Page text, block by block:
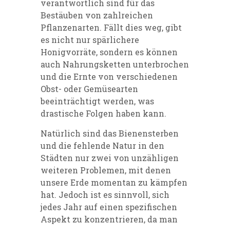
verantwortlich sind für das
Bestäuben von zahlreichen
Pflanzenarten. Fällt dies weg, gibt
es nicht nur spärlichere
Honigvorräte, sondern es können
auch Nahrungsketten unterbrochen
und die Ernte von verschiedenen
Obst- oder Gemüsearten
beeinträchtigt werden, was
drastische Folgen haben kann.
Natürlich sind das Bienensterben
und die fehlende Natur in den
Städten nur zwei von unzähligen
weiteren Problemen, mit denen
unsere Erde momentan zu kämpfen
hat. Jedoch ist es sinnvoll, sich
jedes Jahr auf einen spezifischen
Aspekt zu konzentrieren, da man